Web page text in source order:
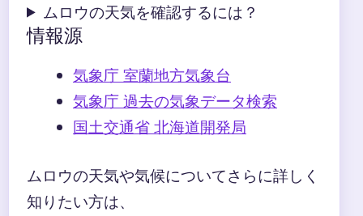
ムロウの天気を確認するには？
情報源
気象庁 室蘭地方気象台
気象庁 過去の気象データ検索
国土交通省 北海道開発局
ムロウの天気や気候についてさらに詳しく
知りたい方は、